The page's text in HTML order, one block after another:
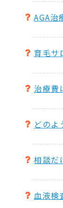
AGA治
育毛サ
治療費
どの
相談だ
血液検